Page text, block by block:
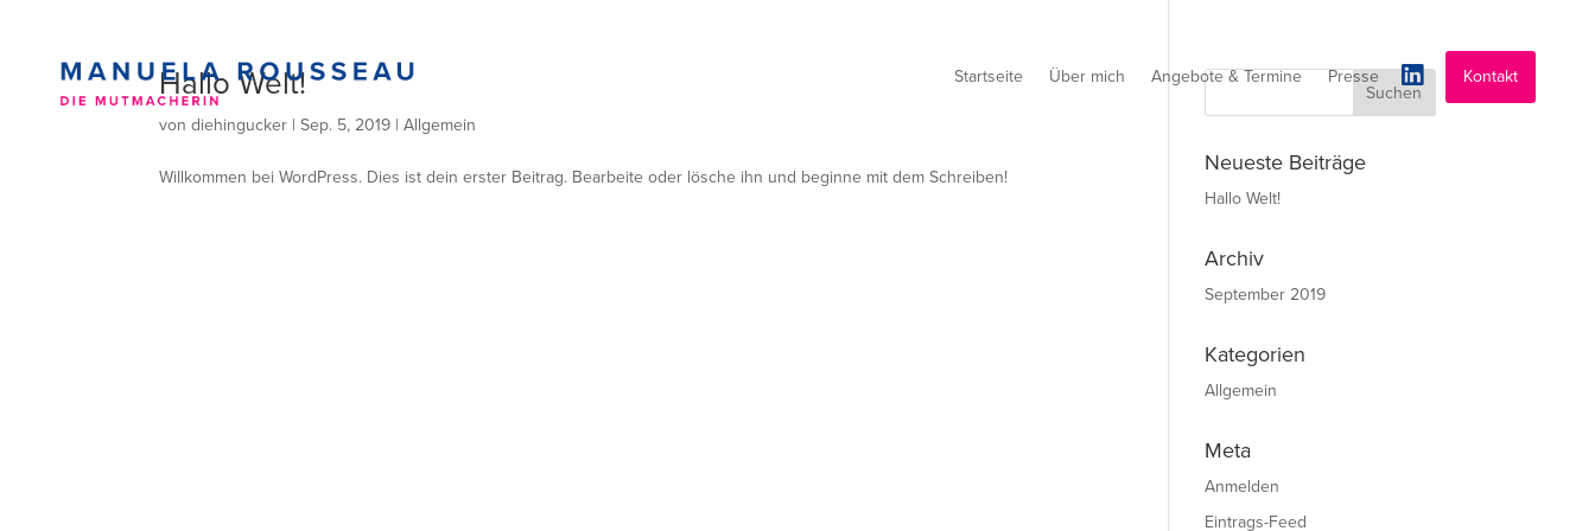
Startseite Über mich Angebote & Termine Presse Kontakt
Hallo Welt!
vondiehingucker |Sep. 5, 2019 |Allgemein
Willkommen bei WordPress. Dies ist dein erster Beitrag. Bearbeite oder lösche ihn und beginne mit dem Schreiben!
Neueste Beiträge
Hallo Welt!
Archiv
September 2019
Kategorien
Allgemein
Meta
Anmelden
Eintrags-Feed